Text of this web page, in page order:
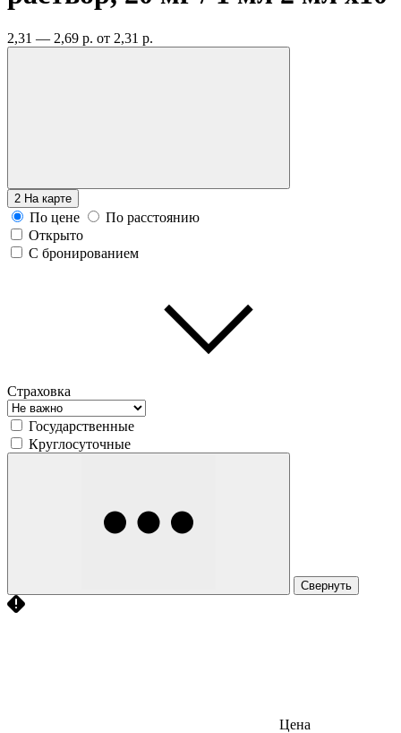
2,31 — 2,69 р. от 2,31 р.
2 На карте
По цене
По расстоянию
Открыто
С бронированием
Страховка
Государственные
Круглосуточные
Свернуть
Цена